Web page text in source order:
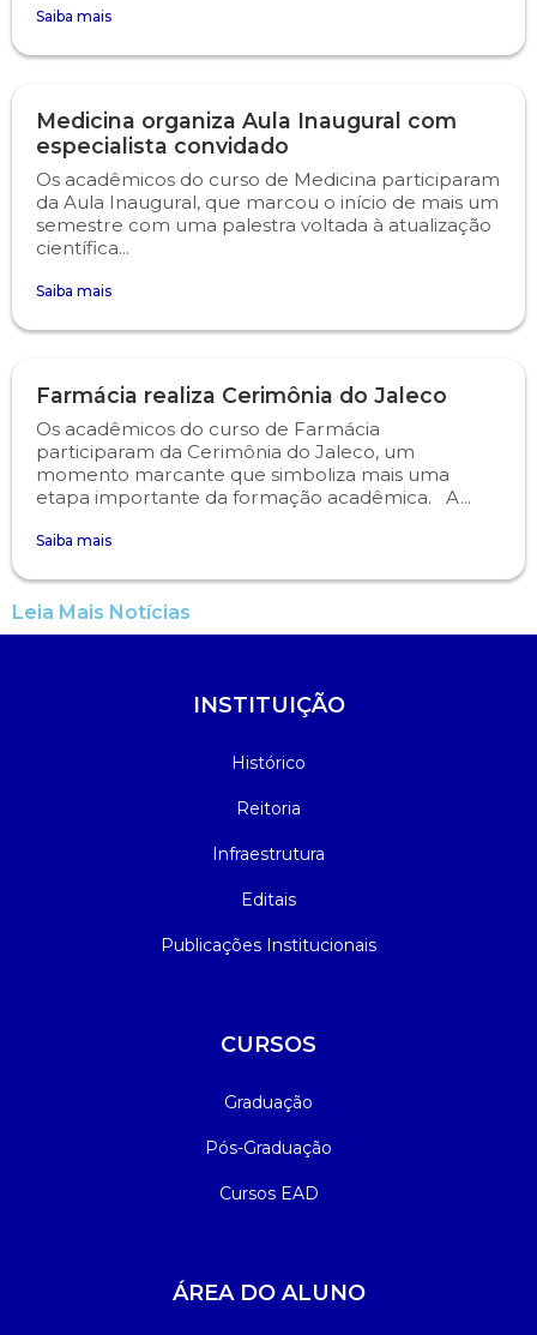
Saiba mais
Medicina organiza Aula Inaugural com
especialista convidado
Os acadêmicos do curso de Medicina participaram
da Aula Inaugural, que marcou o início de mais um
semestre com uma palestra voltada à atualização
científica...
Saiba mais
Farmácia realiza Cerimônia do Jaleco
Os acadêmicos do curso de Farmácia
participaram da Cerimônia do Jaleco, um
momento marcante que simboliza mais uma
etapa importante da formação acadêmica. A...
Saiba mais
Leia Mais Notícias
INSTITUIÇÃO
Histórico
Reitoria
Infraestrutura
Editais
Publicações Institucionais
CURSOS
Graduação
Pós-Graduação
Cursos EAD
ÁREA DO ALUNO
Sapien
WhatsApp Campo Real